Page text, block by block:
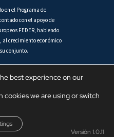
en el Programa de
con el apoyo de
FEDER, habiendo
al crecimiento económico
conjunto.
S.L. Todos los derechos
Versión 1.0.11
best experience on our
cookies we are using or switch